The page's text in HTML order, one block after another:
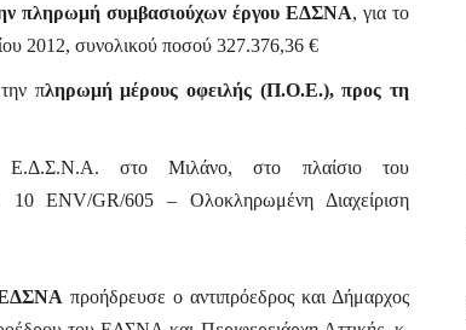
πληρωμή συμβασιούχων έργου ΕΔΣΝΑ, για το
2012, συνολικού ποσού 327.376,36 €
πληρωμή μέρους οφειλής (Π.Ο.Ε.), προς τη
Ε.Δ.Σ.Ν.Α. στο Μιλάνο, στο πλαίσιο του
10 ENV/GR/605 – Ολοκληρωμένη Διαχείριση
ΕΔΣΝΑ προήδρευσε ο αντιπρόεδρος και Δήμαρχος